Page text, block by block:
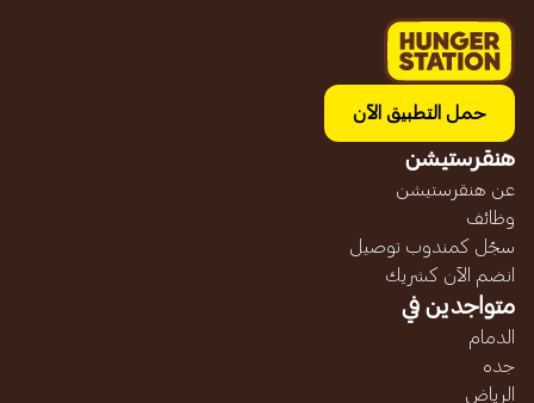
حمل التطبيق الآن
هنقرستيشن
عن هنقرستيشن
وظائف
سجّل كمندوب توصيل
انضم الآن كشريك
متواجدين في
الدمام
جده
الرياض